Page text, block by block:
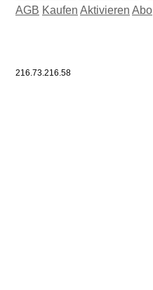
AGB Kaufen Aktivieren Abo
216.73.216.58